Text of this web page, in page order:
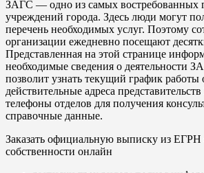
ЗАГС — одно из самых востребованных
учреждений города. Здесь люди могут
перечень необходимых услуг. Поэтому
организации ежедневно посещают
Представленная на этой странице
необходимые сведения о деятельности
позволит узнать текущий график работы
действительные адреса
телефоны отделов для получения
справочные данные.
Заказать официальную выписку из ЕГРН
собственности онлайн